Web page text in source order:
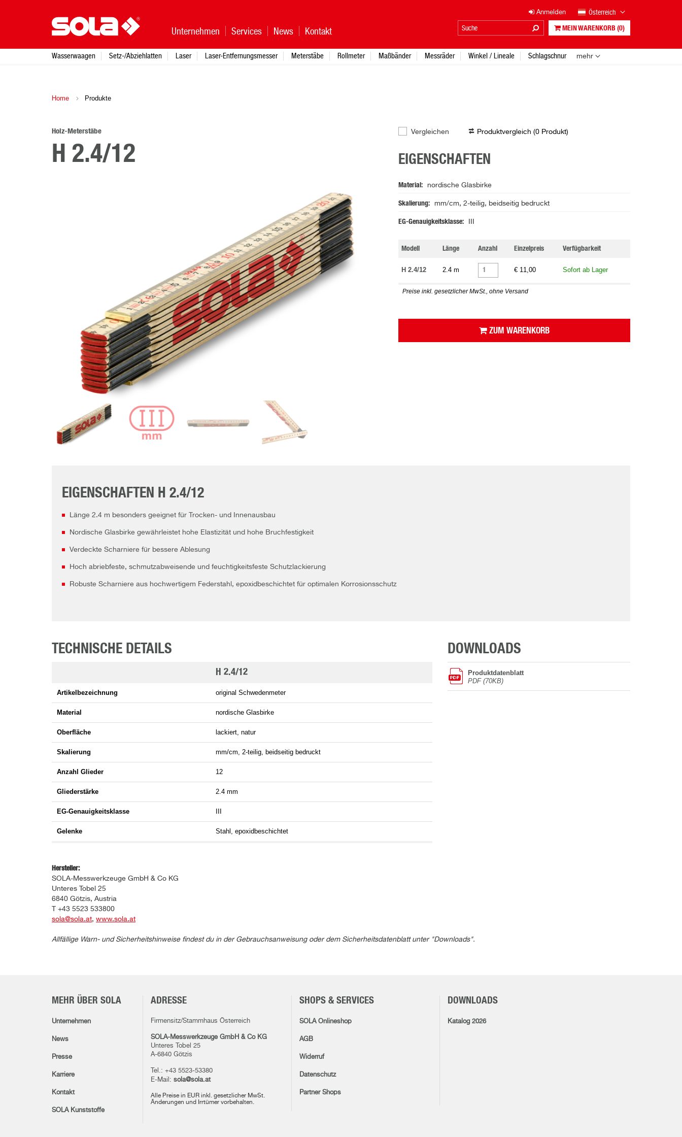
Home Produkte
Holz-Meterstäbe
H 2.4/12
Vergleichen Produktvergleich (0 Produkt)
EIGENSCHAFTEN
Material nordische Glasbirke
Skalierung mm/cm, 2-teilig, beidseitig bedruckt
EG-Genauigkeitsklasse
Modell Länge Anzahl Einzelpreis Verfügbarkeit
H 2.4/12 2.4 m € 11,00 Sofort ab Lager
Preise inkl. gesetzlicher MwSt., ohne Versand
ZUM WARENKORB
EIGENSCHAFTEN H 2.4/12
Länge 2.4 m besonders geeignet für Trocken- und Innenausbau
Nordische Glasbirke gewährleistet hohe Elastizität und hohe Bruchfestigkeit
Verdeckte Scharniere für bessere Ablesung
Hoch abriebfeste, schmutzabweisende und feuchtigkeitsfeste Schutzlackierung
Robuste Scharniere aus hochwertigem Federstahl, epoxidbeschichtet für optimalen Korrosionsschutz
TECHNISCHE DETAILS
H 2.4/12
Artikelbezeichnung original Schwedenmeter
Material nordische Glasbirke
Oberfläche lackiert, natur
Skalierung mm/cm, 2-teilig, beidseitig bedruckt
Anzahl Glieder 12
Gliederstärke 2.4 mm
EG-Genauigkeitsklasse
Gelenke Stahl, epoxidbeschichtet
DOWNLOADS
Produktdatenblatt
PDF (70KB)
Hersteller:
SOLA-Messwerkzeuge GmbH & Co KG
Unteres Tobel 25
6840 Götzis, Austria
T +43 5523 533800
sola@sola.at, www.sola.at
Allfällige Warn- und Sicherheitshinweise findest du in der Gebrauchsanweisung oder dem Sicherheitsdatenblatt unter "Downloads".
MEHR ÜBER SOLA
Unternehmen
News
Presse
Karriere
Kontakt
SOLA Kunststoffe
ADRESSE
Firmensitz/Stammhaus Österreich
SOLA-Messwerkzeuge GmbH & Co KG
Unteres Tobel 25
A-6840 Götzis
Tel.: +43 5523-53380
E-Mail: sola@sola.at
Alle Preise in EUR inkl. gesetzlicher MwSt.
Änderungen und Irrtümer vorbehalten.
SHOPS & SERVICES
SOLA Onlineshop
AGB
Widerruf
Datenschutz
Partner Shops
DOWNLOADS
Katalog 2026
Unternehmen Services News Kontakt
Anmelden Österreich
MEIN WARENKORB (0)
Wasserwaagen Setz-/Abziehlatten Laser Laser-Entfernungsmesser Meterstäbe Rollmeter Maßbänder Messräder Winkel / Lineale Schlagschnur mehr